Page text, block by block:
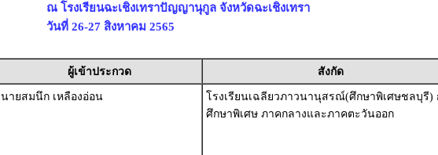
ณ โรงเรียนฉะเชิงเทราปัญญานุกูล จังหวัดฉะเชิงเทรา
วันที่ 26-27 สิงหาคม 2565
ผู้เข้าประกวด สังกัด
นายสมนึก เหลืองอ่อน
โรงเรียนเฉลียวภาวนานุสรณ์(ศึกษาพิเศษชลบุรี)
ศึกษาพิเศษ ภาคกลางและภาคตะวันออก